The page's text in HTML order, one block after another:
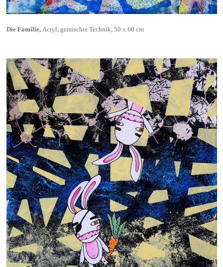
Die Familie, Acryl, gemischte Technik, 50 x 60 cm